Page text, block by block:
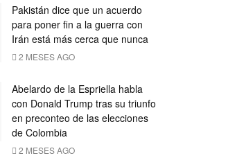
Pakistán dice que un acuerdo
para poner fin a la guerra con
Irán está más cerca que nunca
2 MESES AGO
Abelardo de la Espriella habla
con Donald Trump tras su triunfo
en preconteo de las elecciones
de Colombia
2 MESES AGO